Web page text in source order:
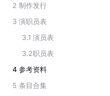
2 制作发行
3 演职员表
3.1 演员表
3.2职员表
4 参考资料
5 条目合集